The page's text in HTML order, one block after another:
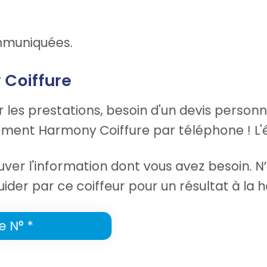
les prestations, besoin d'un devis
Harmony Coiffure par téléphone !
l'information dont vous avez besoin.
par ce coiffeur pour un résultat à la
N° *